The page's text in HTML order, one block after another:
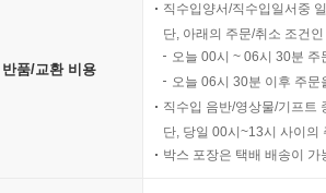
반품/교환 비용
직수입양서/직수입일서중
단, 아래의 주문/취소 조건
오늘 00시 ~ 06시 30분
오늘 06시 30분 이후 주
직수입 음반/영상물/기프트
단, 당일 00시~13시 사이의
박스 포장은 택배 배송이